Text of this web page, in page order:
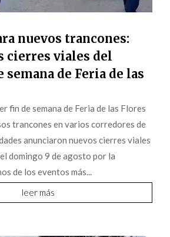
nuevos trancones:
cierres viales del
de Feria de las
fin de semana de Feria de las Flores
trancones en varios corredores de
anunciaron nuevos cierres viales
domingo 9 de agosto por la
de los eventos más...
leer más